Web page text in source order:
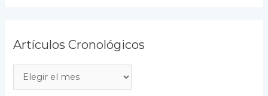
Artículos Cronológicos
r